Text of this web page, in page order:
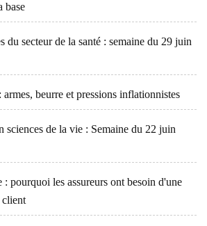
base
du secteur de la santé : semaine du 29 juin
beurre et pressions inflationnistes
sciences de la vie : Semaine du 22 juin
pourquoi les assureurs ont besoin d'une
client